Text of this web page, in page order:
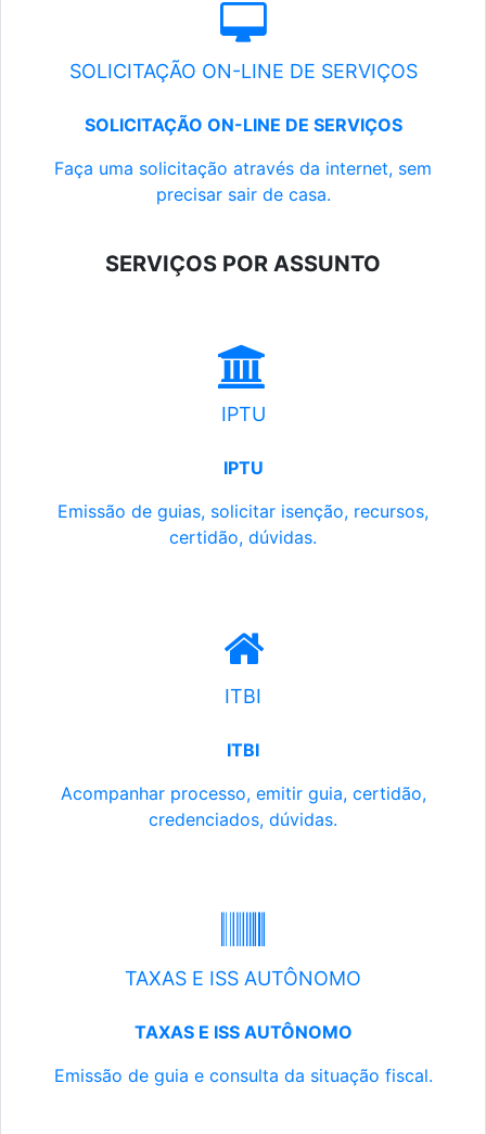
SOLICITAÇÃO ON-LINE DE SERVIÇOS
SOLICITAÇÃO ON-LINE DE SERVIÇOS
Faça uma solicitação através da internet, sem
precisar sair de casa.
SERVIÇOS POR ASSUNTO
IPTU
IPTU
Emissão de guias, solicitar isenção, recursos,
certidão, dúvidas.
ITBI
ITBI
Acompanhar processo, emitir guia, certidão,
credenciados, dúvidas.
TAXAS E ISS AUTÔNOMO
TAXAS E ISS AUTÔNOMO
Emissão de guia e consulta da situação fiscal.